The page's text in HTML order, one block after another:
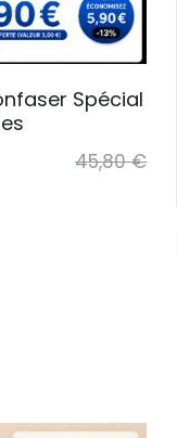
Spécial
45,80 €